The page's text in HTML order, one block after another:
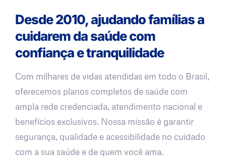
Desde 2010, ajudando famílias a
cuidarem da saúde com
confiança e tranquilidade
Com milhares de vidas atendidas em todo o Brasil,
oferecemos planos completos de saúde com
ampla rede credenciada, atendimento nacional e
benefícios exclusivos. Nossa missão é garantir
segurança, qualidade e acessibilidade no cuidado
com a sua saúde e de quem você ama.